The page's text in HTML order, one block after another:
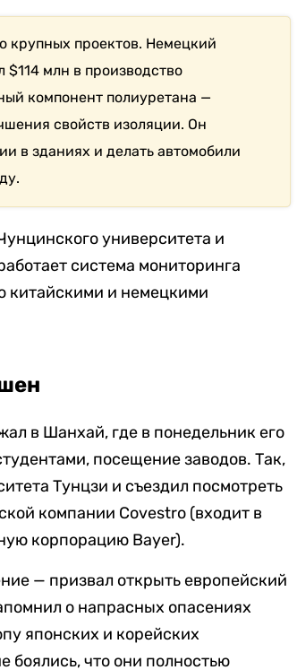
крупных проектов. Немецкий
млн в производство
компонент полиуретана —
свойств изоляции. Он
в зданиях и делать автомобили
университета и
система мониторинга
китайскими и немецкими
в Шанхай, где в понедельник его
посещение заводов. Так,
Тунцзи и съездил посмотреть
компании Covestro (входит в
корпорацию Bayer).
— призвал открыть европейский
о напрасных опасениях
японских и корейских
боялись, что они полностью